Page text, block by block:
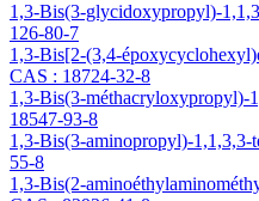
1,3-Bis(3-glycidoxypropyl)-
126-80-7
1,3-Bis[2-(3,4-
CAS : 18724-32-8
1,3-Bis(3-méthacryloxypropyl)-
18547-93-8
1,3-Bis(3-aminopropyl)-
55-8
1,3-Bis(2-